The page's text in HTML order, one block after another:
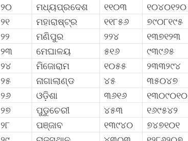
୨୦
ମଧ୍ୟପ୍ରଦେଶ ୧୧୦୩ ୧୦୪୦୧୨୦
୨୧
ମହାରାଷ୍ଟ୍ର ୧୧୮୫୬ ୭୯୦୮୧୯୫
୨୨
ମଣିପୁର ୨୨୪ ୧୩୭୧୨୩
୨୩
ମେଘାଳୟ ୫୧୬ ୯୩୯୬୫
୨୪
ମିଜୋରାମ ୧୦୫୫ ୨୩୩୨୯୪
୨୫
ନାଗାଲାଣ୍ଡ ୪୫ ୩୫୦୪୭
୨୬
ଓଡ଼ିଶା ୩୬୧୬ ୧୩୦୯୦୧୦
୨୭
ପୁଡୁଚେରୀ ୪୫୩ ୧୬୯୫୪୨
୨୮
ପଞ୍ଜାବ ୧୩୯୪୦ ୭୪୭୧୦୧